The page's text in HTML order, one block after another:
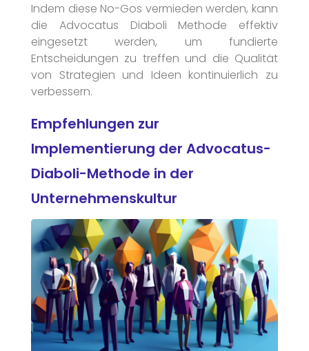
Indem diese No-Gos vermieden werden, kann
die Advocatus Diaboli Methode effektiv
eingesetzt werden, um fundierte
Entscheidungen zu treffen und die Qualität
von Strategien und Ideen kontinuierlich zu
verbessern.
Empfehlungen zur
Implementierung der Advocatus-
Diaboli-Methode in der
Unternehmenskultur